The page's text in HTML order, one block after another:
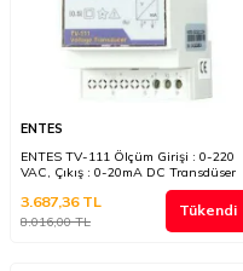
ENTES
ENTES TV-111 Ölçüm Girişi : 0-220
VAC, Çıkış : 0-20mA DC Transdüser
8.016,00TL
3.687,36TL Tükendi